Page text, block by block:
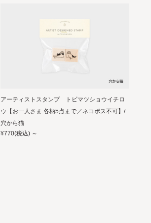
アーティストスタンプ トビマツショウイチロ
ウ【お一人さま 各柄5点まで／ネコポス不可】/
穴から猫
¥770(税込) ～